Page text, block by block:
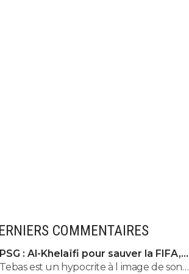
COMMENTAIRES
PSG : Al-Khelaïfi pour sauver la FIFA,
c'est son cauchemar
Tebas est un hypocrite à l image de son